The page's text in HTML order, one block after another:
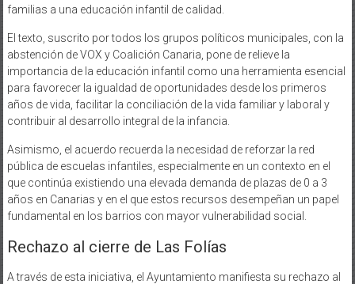
familias a una educación infantil de calidad.
El texto, suscrito por todos los grupos políticos municipales, con la
abstención de VOX y Coalición Canaria, pone de relieve la
importancia de la educación infantil como una herramienta esencial
para favorecer la igualdad de oportunidades desde los primeros
años de vida, facilitar la conciliación de la vida familiar y laboral y
contribuir al desarrollo integral de la infancia.
Asimismo, el acuerdo recuerda la necesidad de reforzar la red
pública de escuelas infantiles, especialmente en un contexto en el
que continúa existiendo una elevada demanda de plazas de 0 a 3
años en Canarias y en el que estos recursos desempeñan un papel
fundamental en los barrios con mayor vulnerabilidad social.
Rechazo al cierre de Las Folías
A través de esta iniciativa, el Ayuntamiento manifiesta su rechazo al